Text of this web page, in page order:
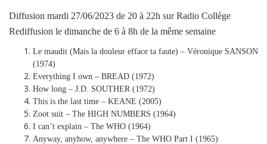
Diffusion mardi 27/06/2023 de 20 à 22h sur Radio Collège
Rediffusion le dimanche de 6 à 8h de la même semaine
Le maudit (Mais la douleur efface ta faute) – Véronique SANSON
(1974)
Everything I own – BREAD (1972)
How long – J.D. SOUTHER (1972)
This is the last time – KEANE (2005)
Zoot suit – The HIGH NUMBERS (1964)
I can’t explain – The WHO (1964)
Anyway, anyhow, anywhere – The WHO Part I (1965)